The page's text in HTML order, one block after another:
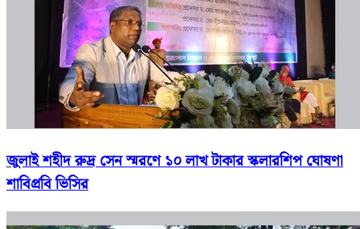
জুলাই শহীদ রুদ্র সেন স্মরণে ১০ লাখ টাকার স্কলারশিপ ঘোষণা
শাবিপ্রবি ভিসির